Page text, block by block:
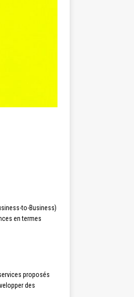
to-Business)
en termes
proposés
des